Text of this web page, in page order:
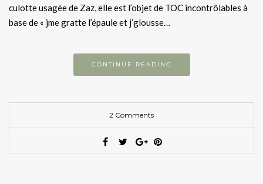
culotte usagée de Zaz, elle est l’objet de TOC incontrôlables à
base de « jme gratte l’épaule et j’glousse…
CONTINUE READING
2 Comments